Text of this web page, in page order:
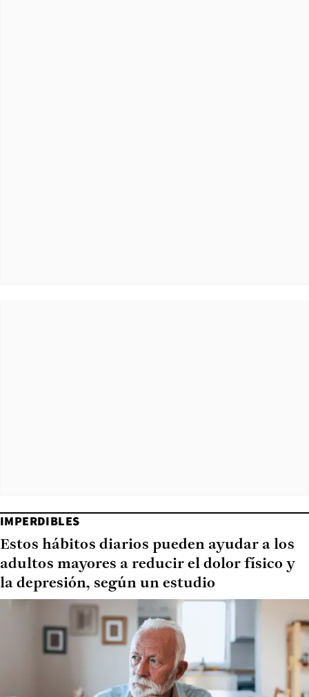
IMPERDIBLES
Estos hábitos diarios pueden ayudar a los
adultos mayores a reducir el dolor físico y
la depresión, según un estudio